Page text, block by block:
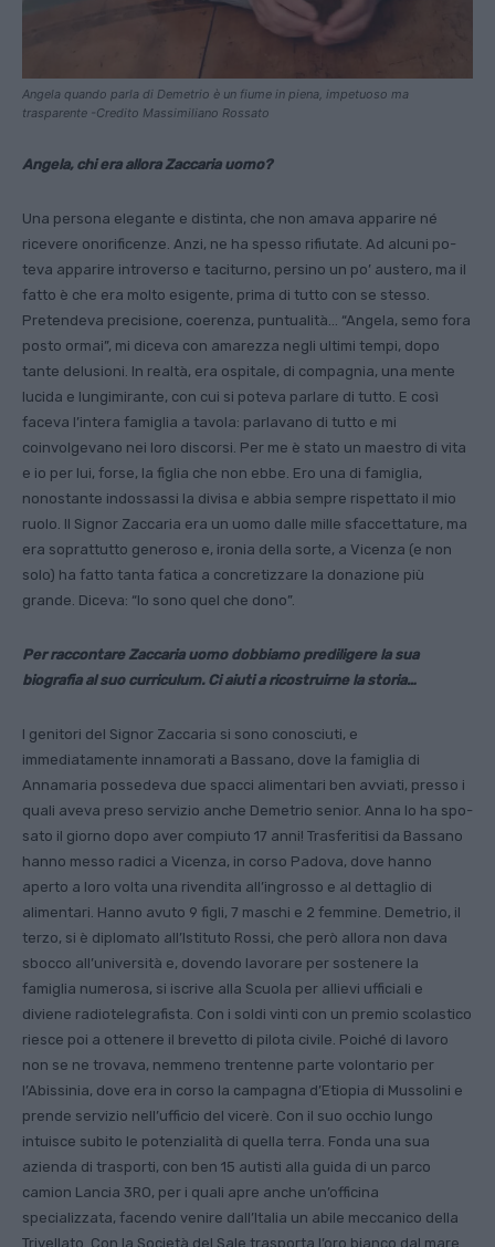
Angela quando parla di Demetrio è un fiume in piena, impetuoso ma
trasparente -Credito Massimiliano Rossato
Angela, chi era allora Zaccaria uomo?
Una persona elegante e distinta, che non amava apparire né
ricevere onorificenze. Anzi, ne ha spesso rifiutate. Ad alcuni po­
teva apparire introverso e taciturno, per­sino un po’ austero, ma il
fatto è che era molto esigente, prima di tutto con se stesso.
Pretendeva precisione, coerenza, puntuali­tà… “Angela, semo fora
posto ormai”, mi diceva con amarezza negli ultimi tempi, dopo
tante delusioni. In realtà, era ospitale, di compagnia, una mente
lucida e lungimirante, con cui si pote­va parlare di tutto. E così
faceva l’intera famiglia a tavola: parla­vano di tutto e mi
coinvolgevano nei loro discorsi. Per me è stato un maestro di vita
e io per lui, forse, la figlia che non ebbe. Ero una di famiglia,
nonostante in­dossassi la divisa e abbia sempre rispettato il mio
ruolo. Il Signor Zaccaria era un uomo dalle mille sfaccettature, ma
era soprattutto generoso e, ironia della sorte, a Vicenza (e non
solo) ha fatto tanta fatica a concretizzare la donazione più
grande. Diceva: “Io sono quel che dono”.
Per raccontare Zaccaria uomo dobbia­mo prediligere la sua
biografia al suo curriculum. Ci aiuti a ricostruirne la storia…
I genitori del Signor Zaccaria si sono co­nosciuti, e
immediatamente innamorati a Bassano, dove la famiglia di
Annamaria possedeva due spacci alimentari ben avviati, presso i
quali aveva preso servizio anche Demetrio senior. Anna lo ha spo­
sato il giorno dopo aver compiuto 17 anni! Trasferitisi da Bassano
hanno messo radici a Vicenza, in corso Padova, dove hanno
aperto a loro volta una rivendita all’ingrosso e al dettaglio di
alimentari. Hanno avuto 9 figli, 7 maschi e 2 femmine. Demetrio, il
terzo, si è diplomato all’Istituto Rossi, che però allora non dava
sbocco all’università e, dovendo lavorare per sostenere la
famiglia numerosa, si iscrive alla Scuola per allievi ufficiali e
diviene radiotelegrafista. Con i soldi vinti con un premio scolastico
riesce poi a ottenere il brevetto di pilota civile. Poiché di lavoro
non se ne trovava, nemmeno trentenne parte volontario per
l’Abissinia, dove era in corso la campagna d’Etiopia di Mussolini e
prende servizio nell’ufficio del vicerè. Con il suo occhio lungo
intuisce subito le potenzialità di quella terra. Fonda una sua
azienda di trasporti, con ben 15 au­tisti alla guida di un parco
camion Lancia 3RO, per i quali apre anche un’officina
specializzata, facendo venire dall’Italia un abile meccanico della
Trivellato. Con la Società del Sale trasporta l’oro bianco dal mare